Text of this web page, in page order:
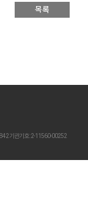
격자에 한하여 합
목록
기관기호 : 2-11560-00252